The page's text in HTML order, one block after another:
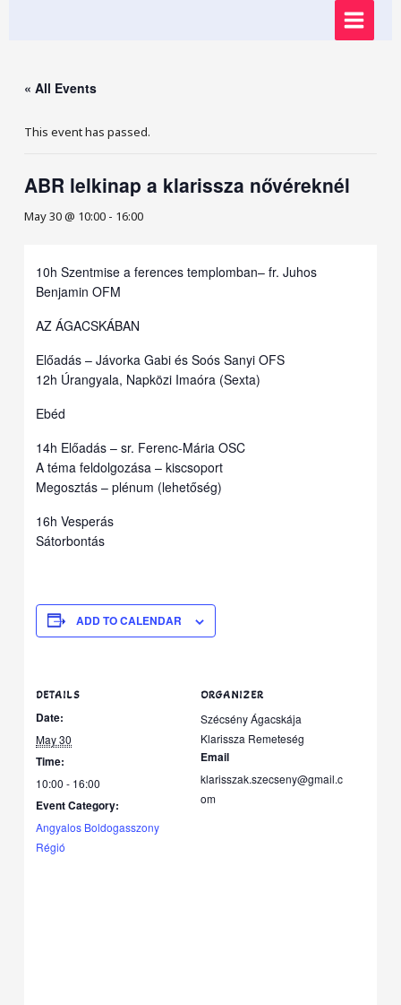
MAIN
« All Events
This event has passed.
ABR lelkinap a klarissza nővéreknél
May 30 @ 10:00 - 16:00
10h Szentmise a ferences templomban– fr. Juhos
Benjamin OFM
AZ ÁGACSKÁBAN
Előadás – Jávorka Gabi és Soós Sanyi OFS
12h Úrangyala, Napközi Imaóra (Sexta)
Ebéd
14h Előadás – sr. Ferenc-Mária OSC
A téma feldolgozása – kiscsoport
Megosztás – plénum (lehetőség)
16h Vesperás
Sátorbontás
ADD TO CALENDAR
DETAILS
Date:
May 30
Time:
10:00 - 16:00
Event Category:
Angyalos Boldogasszony
Régió
ORGANIZER
Szécsény Ágacskája
Klarissza Remeteség
Email
klarisszak.szecseny@gmail.c
om